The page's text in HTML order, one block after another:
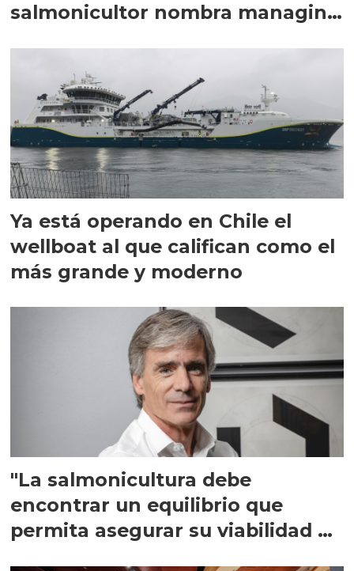
salmonicultor nombra managing
Ya está operando en Chile el
wellboat al que califican como el
más grande y moderno
"La salmonicultura debe
encontrar un equilibrio que
permita asegurar su viabilidad de